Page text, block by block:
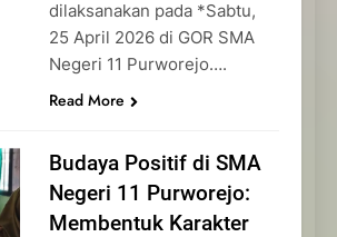
dilaksanakan pada *Sabtu,
25 April 2026 di GOR SMA
Negeri 11 Purworejo….
Read More
Budaya Positif di SMA
Negeri 11 Purworejo:
Membentuk Karakter